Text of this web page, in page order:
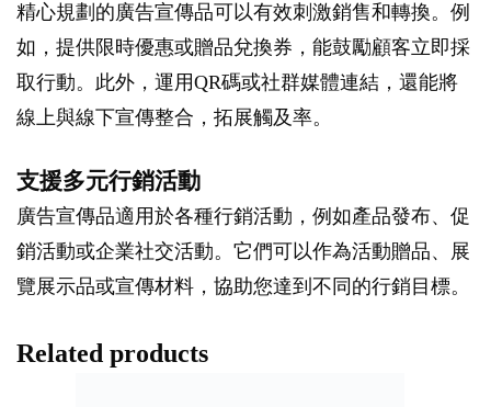
精心規劃的廣告宣傳品可以有效刺激銷售和轉換。例
如，提供限時優惠或贈品兌換券，能鼓勵顧客立即採
取行動。此外，運用QR碼或社群媒體連結，還能將
線上與線下宣傳整合，拓展觸及率。
支援多元行銷活動
廣告宣傳品適用於各種行銷活動，例如產品發布、促
銷活動或企業社交活動。它們可以作為活動贈品、展
覽展示品或宣傳材料，協助您達到不同的行銷目標。
Related products